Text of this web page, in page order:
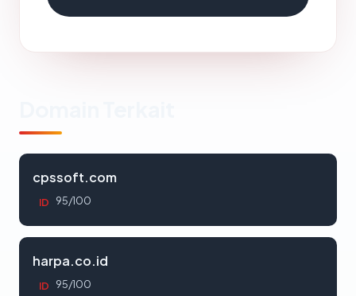
cpssoft.com
ID 95/100
harpa.co.id
ID 95/100